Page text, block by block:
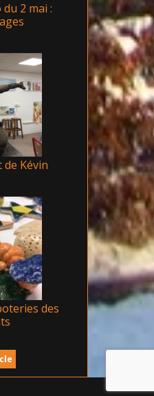
2 mai :
de Kévin
des